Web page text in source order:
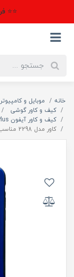
⭐⭐
خانه موبایل و
کیف و کاور گوشی
کیف و کاور آیفون 7Plus/8Plus
کاور مدل 2298 مناسب برای گوشی موبایل اپل Iphone 7 Plus / 8 Plus